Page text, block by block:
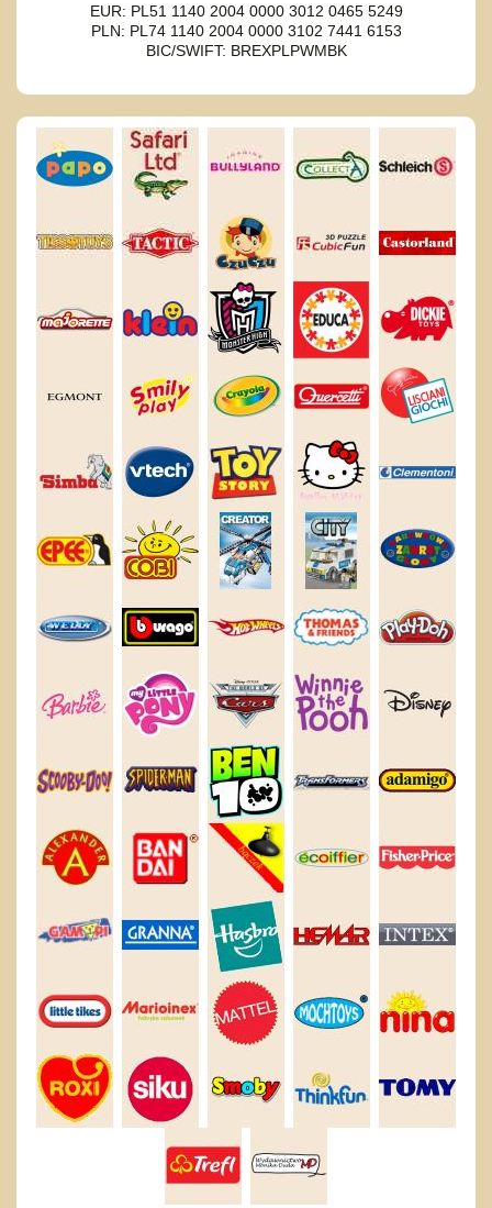
EUR: PL51 1140 2004 0000 3012 0465 5249
PLN: PL74 1140 2004 0000 3102 7441 6153
BIC/SWIFT: BREXPLPWMBK